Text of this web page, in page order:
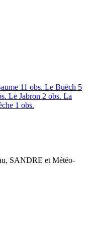
11 obs. Le Buëch 5
Le Jabron 2 obs. La
1 obs.
SANDRE et Météo-